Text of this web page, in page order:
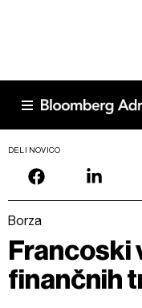
DELI NOVICO
Borza
Francoski
finančnih